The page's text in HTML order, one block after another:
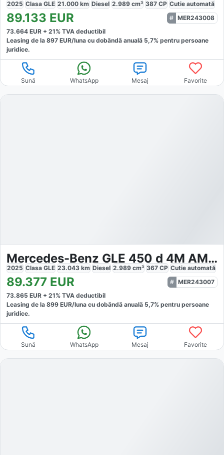
2025 Clasa GLE 21.000 km Diesel 2.989 cm³ 387 CP Cutie automată
89.133 EUR
MER243008
73.664 EUR + 21% TVA deductibil
Leasing de la 897 EUR/luna cu dobăndă anuală 5,7% pentru persoane
juridice.
Sună WhatsApp Mesaj Favorite
Mercedes-Benz GLE 450 d 4M AMG-Sport
2025 Clasa GLE 23.043 km Diesel 2.989 cm³ 367 CP Cutie automată
89.377 EUR
MER243007
73.865 EUR + 21% TVA deductibil
Leasing de la 899 EUR/luna cu dobăndă anuală 5,7% pentru persoane
juridice.
Sună WhatsApp Mesaj Favorite